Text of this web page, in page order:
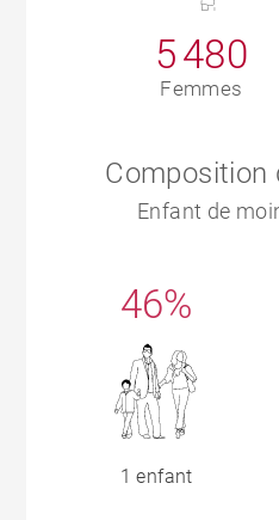
5 480
Femmes
Composition
Enfant de
46%
1 enfant